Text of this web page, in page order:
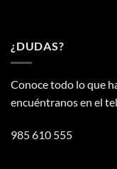
¿DUDAS?
Conoce todo lo que
encuéntranos en el
985 610 555